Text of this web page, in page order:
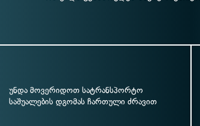
უნდა მოვერიდოთ სატრანსპორტო
საშუალების დგომას ჩართული ძრავით